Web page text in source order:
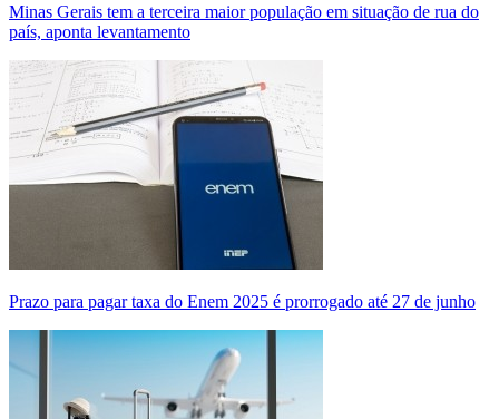
Minas Gerais tem a terceira maior população em situação de rua do
país, aponta levantamento
Prazo para pagar taxa do Enem 2025 é prorrogado até 27 de junho